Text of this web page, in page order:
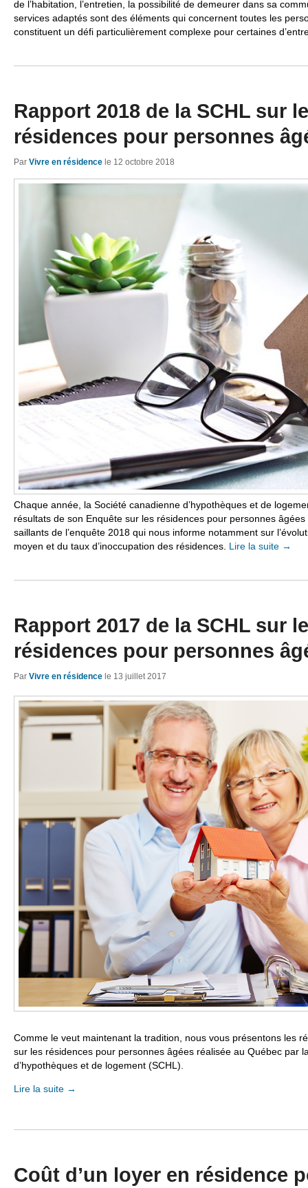
de l’habitation, l’entretien, la possibilité de demeurer dans sa
services adaptés sont des éléments qui concernent toutes les
constituent un défi particulièrement complexe pour certaines
Rapport 2018 de la SCHL sur
résidences pour personnes
Par Vivre en résidence le 12 octobre 2018
Chaque année, la Société canadienne d’hypothèques et de
résultats de son Enquête sur les résidences pour personnes
saillants de l’enquête 2018 qui nous informe notamment sur
moyen et du taux d’inoccupation des résidences. Lire la suite →
Rapport 2017 de la SCHL sur
résidences pour personnes
Par Vivre en résidence le 13 juillet 2017
Comme le veut maintenant la tradition, nous vous présentons les
sur les résidences pour personnes âgées réalisée au Québec par
d’hypothèques et de logement (SCHL).
Lire la suite →
Coût d’un loyer en résidence